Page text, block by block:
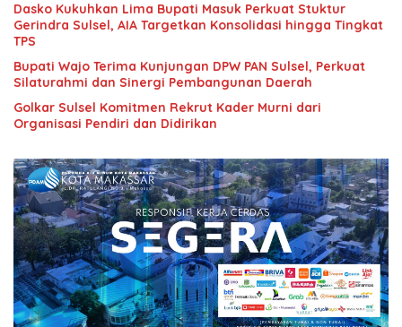
Dasko Kukuhkan Lima Bupati Masuk Perkuat Stuktur
Gerindra Sulsel, AIA Targetkan Konsolidasi hingga Tingkat
TPS
Bupati Wajo Terima Kunjungan DPW PAN Sulsel, Perkuat
Silaturahmi dan Sinergi Pembangunan Daerah
Golkar Sulsel Komitmen Rekrut Kader Murni dari
Organisasi Pendiri dan Didirikan